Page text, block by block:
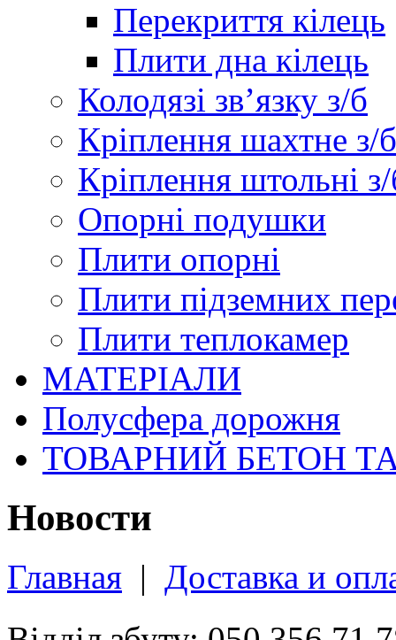
Перекриття кілець
Плити дна кілець
Колодязі зв’язку з/б
Кріплення шахтне з/б
Кріплення штольні
Опорні подушки
Плити опорні
Плити підземних
Плити теплокамер
МАТЕРІАЛИ
Полусфера дорожня
ТОВАРНИЙ БЕТОН
Новости
Главная | Доставка и